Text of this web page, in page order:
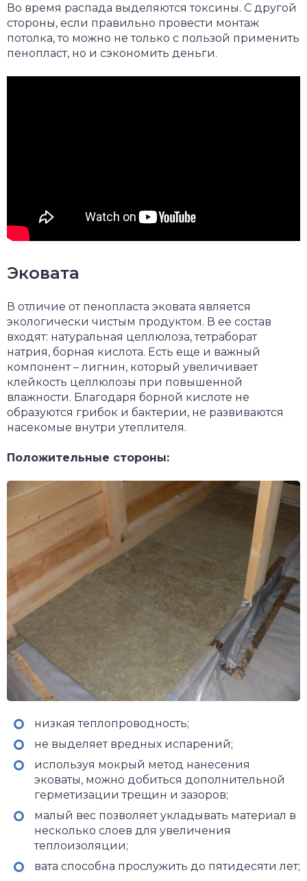
Во время распада выделяются токсины. С другой
стороны, если правильно провести монтаж
потолка, то можно не только с пользой применить
пенопласт, но и сэкономить деньги.
Эковата
В отличие от пенопласта эковата является
экологически чистым продуктом. В ее состав
входят: натуральная целлюлоза, тетраборат
натрия, борная кислота. Есть еще и важный
компонент – лигнин, который увеличивает
клейкость целлюлозы при повышенной
влажности. Благодаря борной кислоте не
образуются грибок и бактерии, не развиваются
насекомые внутри утеплителя.
Положительные стороны:
низкая теплопроводность;
не выделяет вредных испарений;
используя мокрый метод нанесения
эковаты, можно добиться дополнительной
герметизации трещин и зазоров;
малый вес позволяет укладывать материал в
несколько слоев для увеличения
теплоизоляции;
вата способна прослужить до пятидесяти лет;